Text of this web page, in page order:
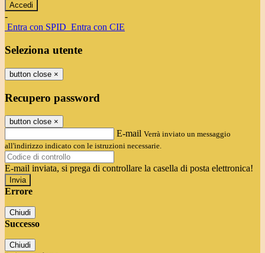
-
Entra con SPID Entra con CIE
Seleziona utente
button close ×
Recupero password
button close ×
E-mail Verrà inviato un messaggio
all'indirizzo indicato con le istruzioni necessarie.
E-mail inviata, si prega di controllare la casella di posta elettronica!
Errore
Chiudi
Successo
Chiudi